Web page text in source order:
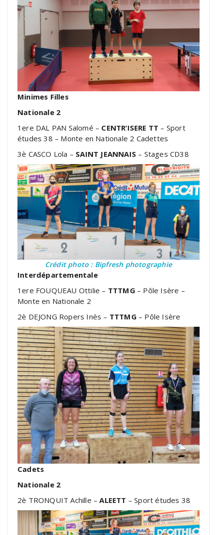
Minimes Filles
Nationale 2
1ere DAL PAN Salomé – CENTR’ISERE TT – Sport
études 38 – Monte en Nationale 2 Cadettes
3è CASCO Lola – SAINT JEANNAIS – Stages CD38
Crédit photo : Bipfresh photographie
Interdépartementale
1ere FOUQUEAU Ottilie – TTTMG – Pôle Isère –
Monte en Nationale 2
2è DEJONG Ropers Inès – TTTMG – Pôle Isère
Cadets
Nationale 2
2è TRONQUIT Achille –ALEETT – Sport études 38